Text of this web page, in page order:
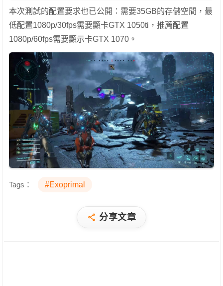
本次測試的配置要求也已公開：需要35GB的存儲空間，最
低配置1080p/30fps需要顯卡GTX 1050ti，推薦配置
1080p/60fps需要顯示卡GTX 1070。
Tags： #Exoprimal
分享文章